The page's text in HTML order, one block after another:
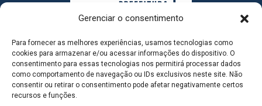
Gerenciar o consentimento
Para fornecer as melhores experiências, usamos tecnologias como
cookies para armazenar e/ou acessar informações do dispositivo. O
consentimento para essas tecnologias nos permitirá processar dados
como comportamento de navegação ou IDs exclusivos neste site. Não
consentir ou retirar o consentimento pode afetar negativamente certos
recursos e funções.
MAPA DO SITE